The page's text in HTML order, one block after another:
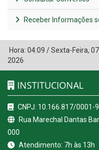
Receber Informações
Hora: 04:09 /Sexta-Feira,
2026
INSTITUCIONAL
CNPJ: 10.166.817/0001-
Rua Marechal Dantas
000
Atendimento: 7h às 13h